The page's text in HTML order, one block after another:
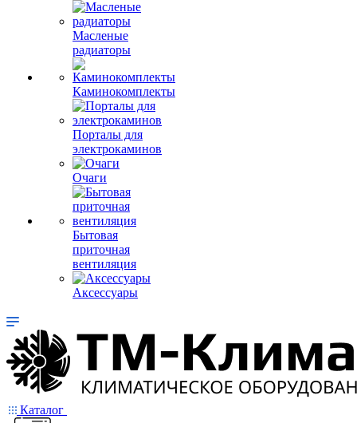
Масленые
радиаторы
Каминокомплекты
Порталы для
электрокаминов
Очаги
Бытовая
приточная
вентиляция
Аксессуары
Каталог